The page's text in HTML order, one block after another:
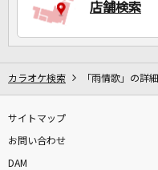
店舗検索
カラオケ検索 「雨情歌」の詳細
サイトマップ
お問い合わせ
DAM